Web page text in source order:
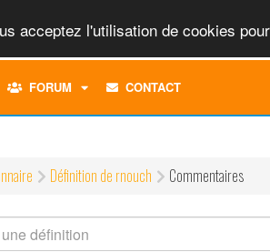
acceptez l'utilisation de cookies
FORUM
TOGGLECONTACT
Définition de rnouch Commentaires